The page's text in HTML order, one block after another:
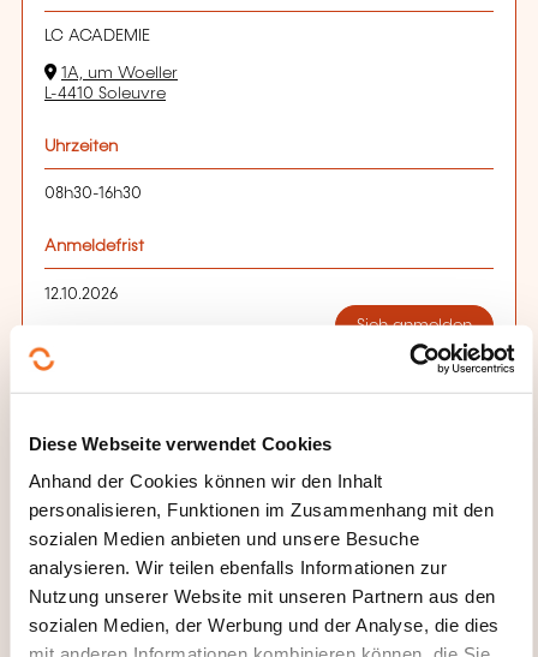
Diese Webseite verwendet Cookies
Anhand der Cookies können wir den Inhalt
personalisieren, Funktionen im Zusammenhang mit den
sozialen Medien anbieten und unsere Besuche
analysieren. Wir teilen ebenfalls Informationen zur
Nutzung unserer Website mit unseren Partnern aus den
sozialen Medien, der Werbung und der Analyse, die dies
LC ACADEMIE
1A, um Woeller
L-4410 Soleuvre
Uhrzeiten
08h30-16h30
Anmeldefrist
12.10.2026
Sich anmelden
Wie kann ich das
Weiterbildungsinstitut